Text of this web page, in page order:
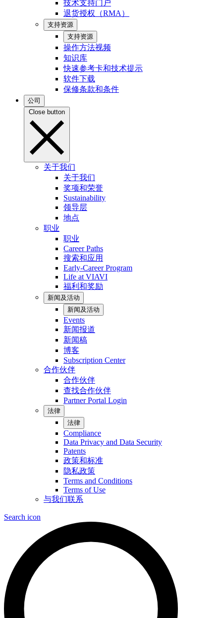
技术支持门户
退货授权（RMA）
支持资源
支持资源
操作方法视频
知识库
快速参考卡和技术提示
软件下载
保修条款和条件
公司
Close button
关于我们
关于我们
奖项和荣誉
Sustainability
领导层
地点
职业
职业
Career Paths
搜索和应用
Early-Career Program
Life at VIAVI
福利和奖励
新闻及活动
新闻及活动
Events
新闻报道
新闻稿
博客
Subscription Center
合作伙伴
合作伙伴
查找合作伙伴
Partner Portal Login
法律
法律
Compliance
Data Privacy and Data Security
Patents
政策和标准
隐私政策
Terms and Conditions
Terms of Use
与我们联系
Search icon